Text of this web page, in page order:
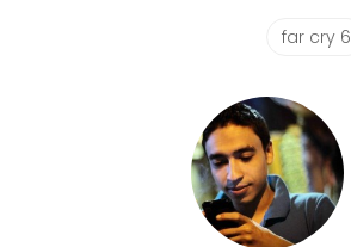
far cry 6